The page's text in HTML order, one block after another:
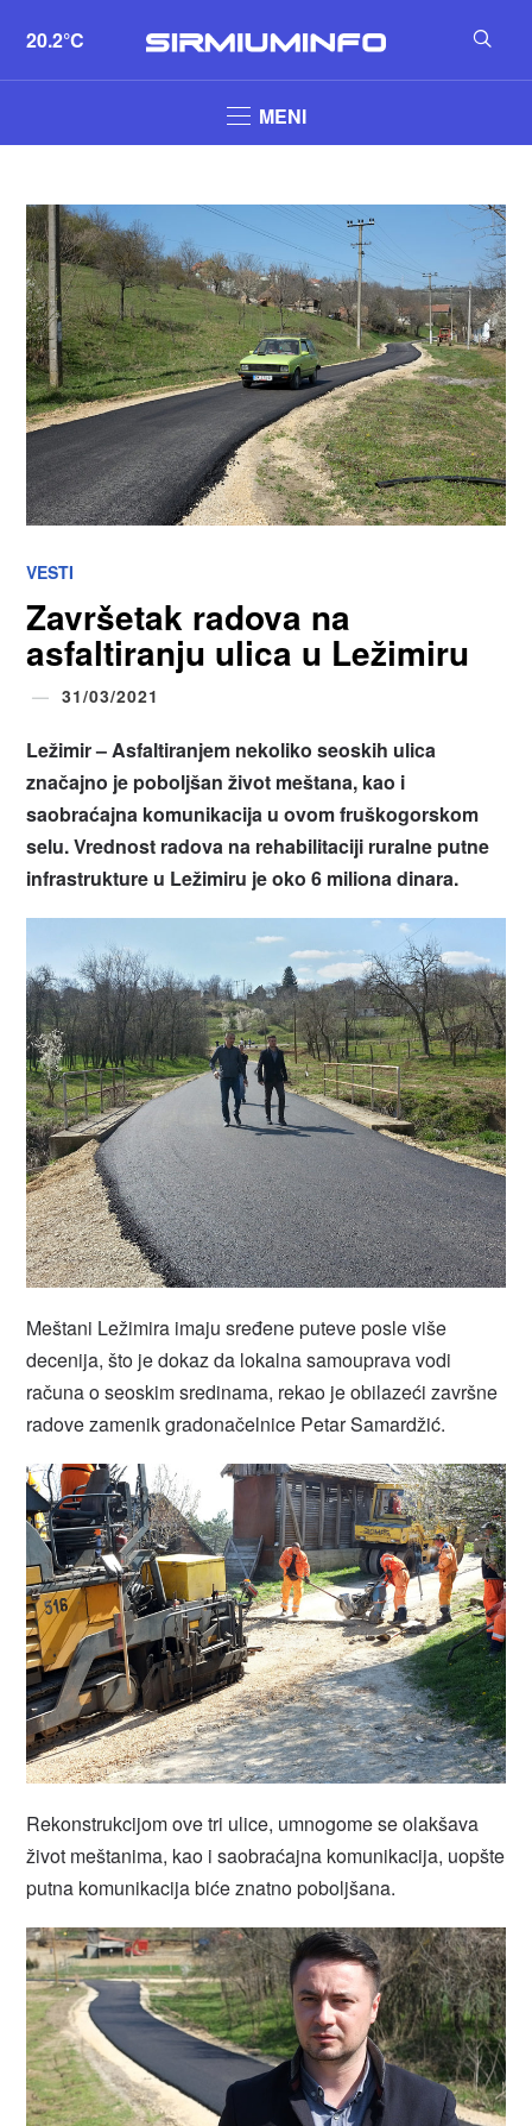
20.2°C
MENI
VESTI
Završetak radova na
asfaltiranju ulica u Ležimiru
31/03/2021
Ležimir – Asfaltiranjem nekoliko seoskih ulica
značajno je poboljšan život meštana, kao i
saobraćajna komunikacija u ovom fruškogorskom
selu. Vrednost radova na rehabilitaciji ruralne putne
infrastrukture u Ležimiru je oko 6 miliona dinara.
Meštani Ležimira imaju sređene puteve posle više
decenija, što je dokaz da lokalna samouprava vodi
računa o seoskim sredinama, rekao je obilazeći završne
radove zamenik gradonačelnice Petar Samardžić.
Rekonstrukcijom ove tri ulice, umnogome se olakšava
život meštanima, kao i saobraćajna komunikacija, uopšte
putna komunikacija biće znatno poboljšana.